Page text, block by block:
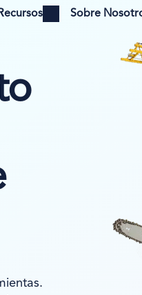
Recursos
Open menu
Sobre